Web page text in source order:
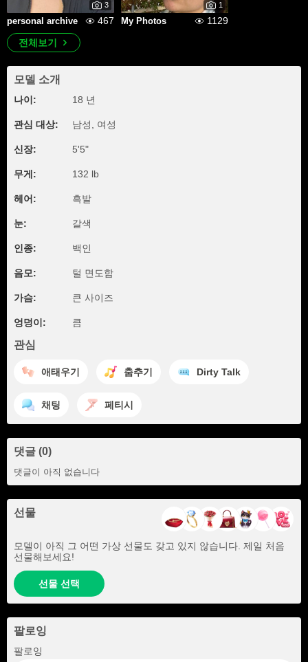
3
personal archive 467
1
My Photos
1129
전체보기
모델 소개
나이: 18 년
관심 대상: 남성, 여성
신장: 5'5"
무게: 132 lb
헤어: 흑발
눈: 갈색
인종: 백인
음모: 털 면도함
가슴: 큰 사이즈
엉덩이: 큼
관심
애태우기 춤추기 Dirty Talk
채팅 페티시
댓글 (0)
댓글이 아직 없습니다
선물
모델이 아직 그 어떤 가상 선물도 갖고 있지 않습니다. 제일 처음
선물해보세요!
선물 선택
팔로잉
팔로잉